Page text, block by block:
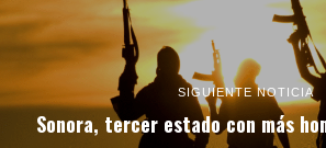
SIGUIENTE NOTICIA
Sonora, tercer estado con más